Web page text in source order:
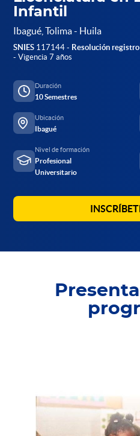
Infantil
Ibagué, Tolima - Huila
SNIES 117144 - Resolución
- Vigencia 7 años
Duración
10 Semestres
Ubicación
Ibagué
Nivel de formación
Profesional
Universitario